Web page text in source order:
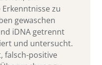
zu
gewaschen
iDNA getrennt
und untersucht.
falsch-positive